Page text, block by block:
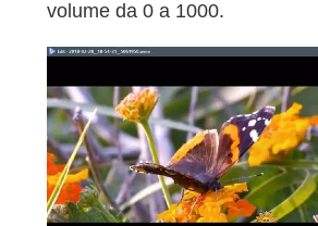
volume da 0 a 1000.